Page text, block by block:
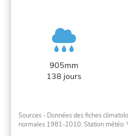
905mm
138 jours
Sources - Données des fiches
normales 1981-2010. Station météo: